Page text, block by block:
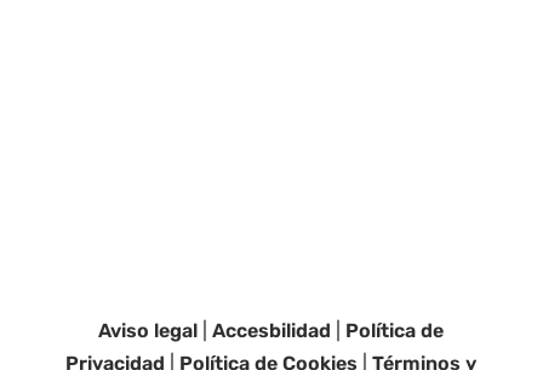
Aviso legal |Accesbilidad
Política de
Privacidad
Política de Cookies |Términos y